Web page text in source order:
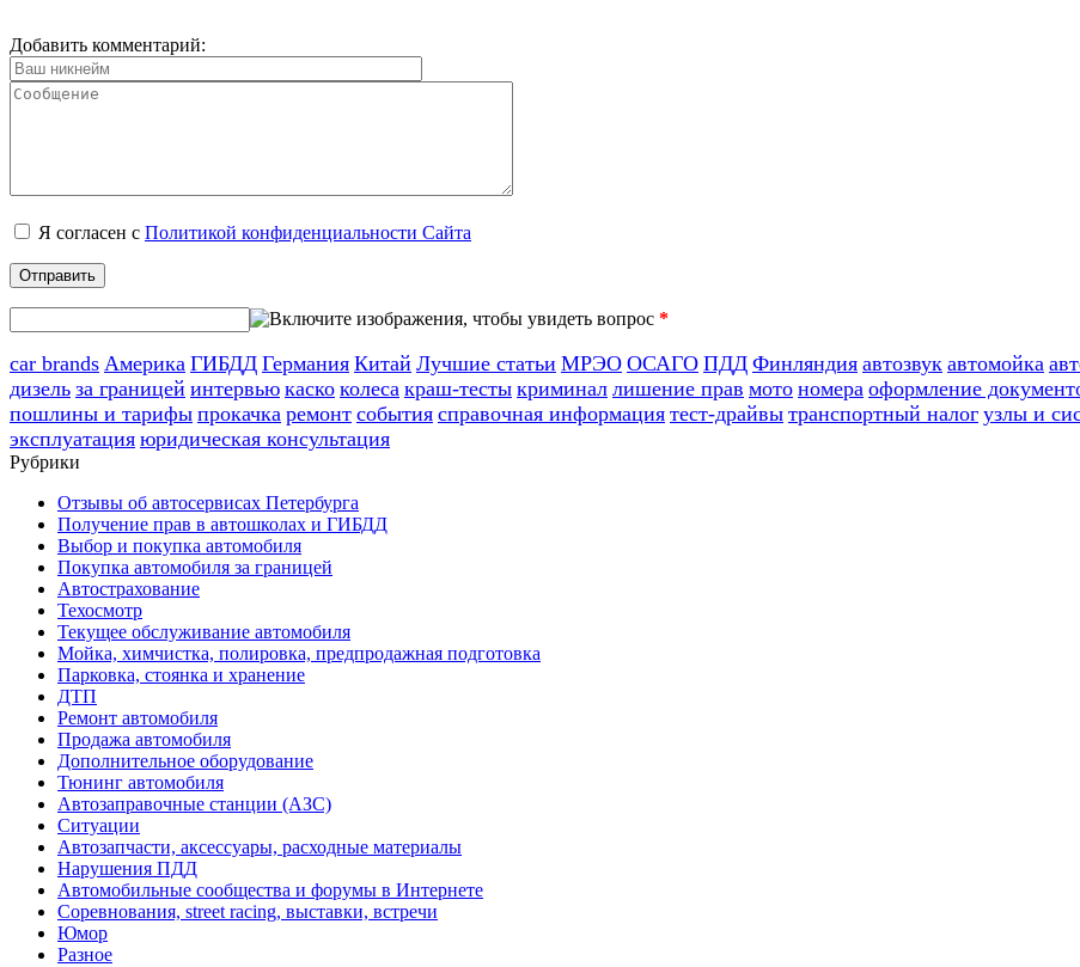
Добавить комментарий:
Я согласен с Политикой конфиденциальности Сайта
*
car brands Америка ГИБДД Германия Китай Лучшие статьи МРЭО ОСАГО ПДД Финляндия автозвук автомойка
дизель за границей интервью каско колеса краш-тесты криминал лишение прав мото номера оформление
пошлины и тарифы прокачка ремонт события справочная информация тест-драйвы транспортный налог узлы и
эксплуатация юридическая консультация
Рубрики
Отзывы об автосервисах Петербурга
Получение прав в автошколах и ГИБДД
Выбор и покупка автомобиля
Покупка автомобиля за границей
Автострахование
Техосмотр
Текущее обслуживание автомобиля
Мойка, химчистка, полировка, предпродажная подготовка
Парковка, стоянка и хранение
ДТП
Ремонт автомобиля
Продажа автомобиля
Дополнительное оборудование
Тюнинг автомобиля
Автозаправочные станции (АЗС)
Ситуации
Автозапчасти, аксессуары, расходные материалы
Нарушения ПДД
Автомобильные сообщества и форумы в Интернете
Соревнования, street racing, выставки, встречи
Юмор
Разное